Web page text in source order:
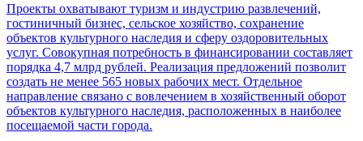
Проекты охватывают туризм и индустрию развлечений,
гостиничный бизнес, сельское хозяйство, сохранение
объектов культурного наследия и сферу оздоровительных
услуг. Совокупная потребность в финансировании составляет
порядка 4,7 млрд рублей. Реализация предложений позволит
создать не менее 565 новых рабочих мест. Отдельное
направление связано с вовлечением в хозяйственный оборот
объектов культурного наследия, расположенных в наиболее
посещаемой части города.